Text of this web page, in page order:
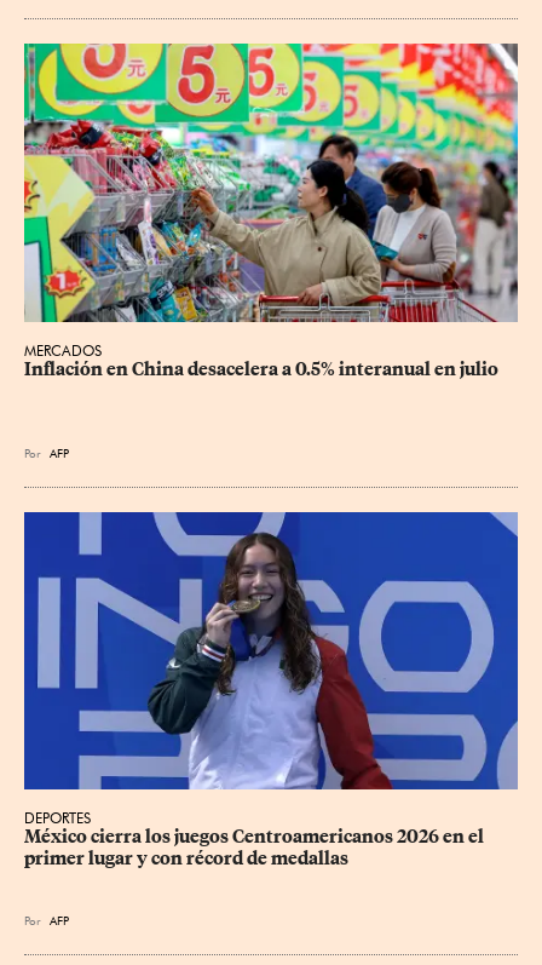
MERCADOS
Inflación en China desacelera a 0.5% interanual en julio
Por AFP
DEPORTES
México cierra los juegos Centroamericanos 2026 en el
primer lugar y con récord de medallas
Por AFP